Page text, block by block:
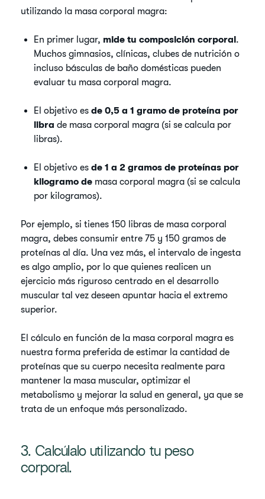
utilizando la masa corporal magra:
En primer lugar, mide tu composición corporal.
Muchos gimnasios, clínicas, clubes de nutrición o
incluso básculas de baño domésticas pueden
evaluar tu masa corporal magra.
El objetivo esde 0,5 a 1 gramo de proteína por
libra de masa corporal magra (si se calcula por
libras).
El objetivo esde 1 a 2 gramos de proteínas por
kilogramo de masa corporal magra (si se calcula
por kilogramos).
Por ejemplo, si tienes 150 libras de masa corporal
magra, debes consumir entre 75 y 150 gramos de
proteínas al día. Una vez más, el intervalo de ingesta
es algo amplio, por lo que quienes realicen un
ejercicio más riguroso centrado en el desarrollo
muscular tal vez deseen apuntar hacia el extremo
superior.
El cálculo en función de la masa corporal magra es
nuestra forma preferida de estimar la cantidad de
proteínas que su cuerpo necesita realmente para
mantener la masa muscular, optimizar el
metabolismo y mejorar la salud en general, ya que se
trata de un enfoque más personalizado.
3. Calcúlalo utilizando tu peso
corporal.